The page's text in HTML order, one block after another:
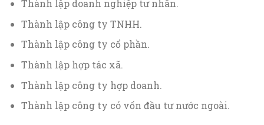
Thành lập doanh nghiệp tư nhân.
Thành lập công ty TNHH.
Thành lập công ty cổ phần.
Thành lập hợp tác xã.
Thành lập công ty hợp doanh.
Thành lập công ty có vốn đầu tư nước ngoài.